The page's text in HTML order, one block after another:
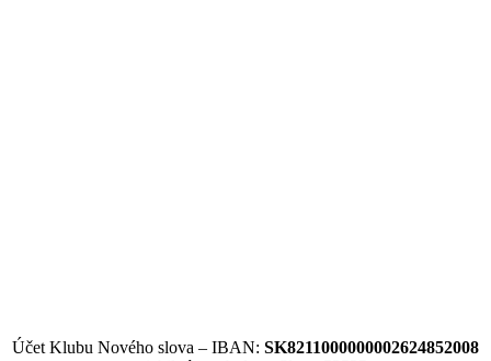
Účet Klubu Nového slova – IBAN: SK8211000000002624852008